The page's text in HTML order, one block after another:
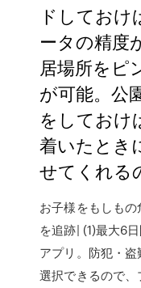
ドしてお
ータの精度
居場所をピ
が可能。公
をしておけ
着いたとき
せてくれる
お子様をもしも
を追跡| (1)最大6
アプリ。防犯・
選択できるので